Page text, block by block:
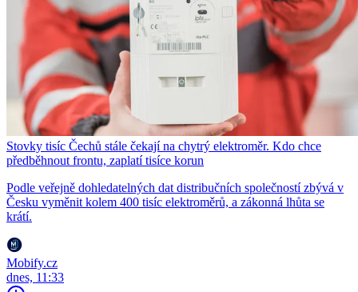
Stovky tisíc Čechů stále čekají na chytrý elektroměr. Kdo chce
předběhnout frontu, zaplatí tisíce korun
Podle veřejně dohledatelných dat distribučních společností zbývá v
Česku vyměnit kolem 400 tisíc elektroměrů, a zákonná lhůta se
krátí.
Mobify.cz
dnes, 11:33